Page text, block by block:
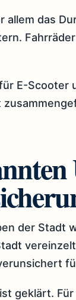
allem das
E-Scooter
der Stadt
geklärt.